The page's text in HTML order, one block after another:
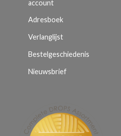
account
Adresboek
Verlanglijst
Bestelgeschiedenis
Nieuwsbrief